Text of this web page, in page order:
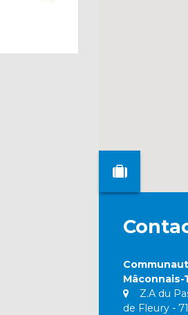
Z.A du
de Fleury -